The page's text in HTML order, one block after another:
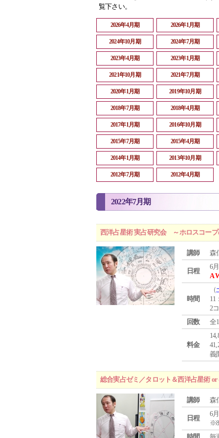
覧下さい。
2026年4月期 2026年1月期
2024年10月期 2024年7月期
2023年4月期 2023年1月期
2021年10月期 2021年7月期
2020年1月期 2019年10月期
2018年7月期 2018年4月期
2017年1月期 2016年10月期
2015年7月期 2015年4月期
2014年1月期 2013年10月期
2012年7月期 2012年4月期
2022年7月期
西洋占星術 実占研究会 ～ホロスコー
講師 森
日程
6
A
時間
（
11
2
回数
全
料金
義
総合実占ゼミ／タロット＆西洋占星術
講師 森
日程
6